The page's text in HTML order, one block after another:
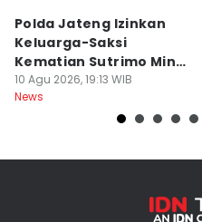
Polda Jateng Izinkan
Keluarga-Saksi
Kematian Sutrimo Minta
BKO LPSK
10 Agu 2026, 19:13 WIB
News